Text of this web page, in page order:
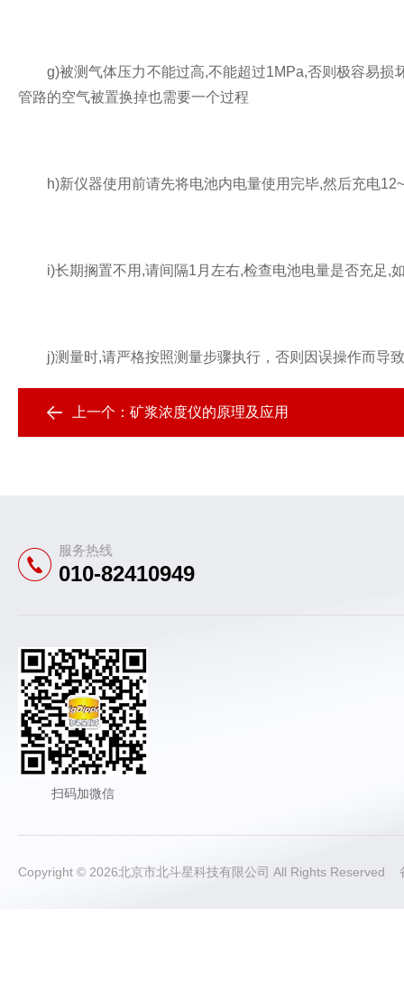
g)被测气体压力不能过高,不能超过1MPa,否则极容易损
管路的空气被置换掉也需要一个过程
h)新仪器使用前请先将电池内电量使用完毕,然后充电
i)长期搁置不用,请间隔1月左右,检查电池电量是否充足,
j)测量时,请严格按照测量步骤执行，否则因误操作而导
上一个： 矿浆浓度仪的原理及应用
服务热线
010-82410949
扫码加微信
Copyright © 2026北京市北斗星科技有限公司 All Rights Reserved